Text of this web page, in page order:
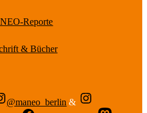
Reporte
& Bücher
@maneo_berlin &